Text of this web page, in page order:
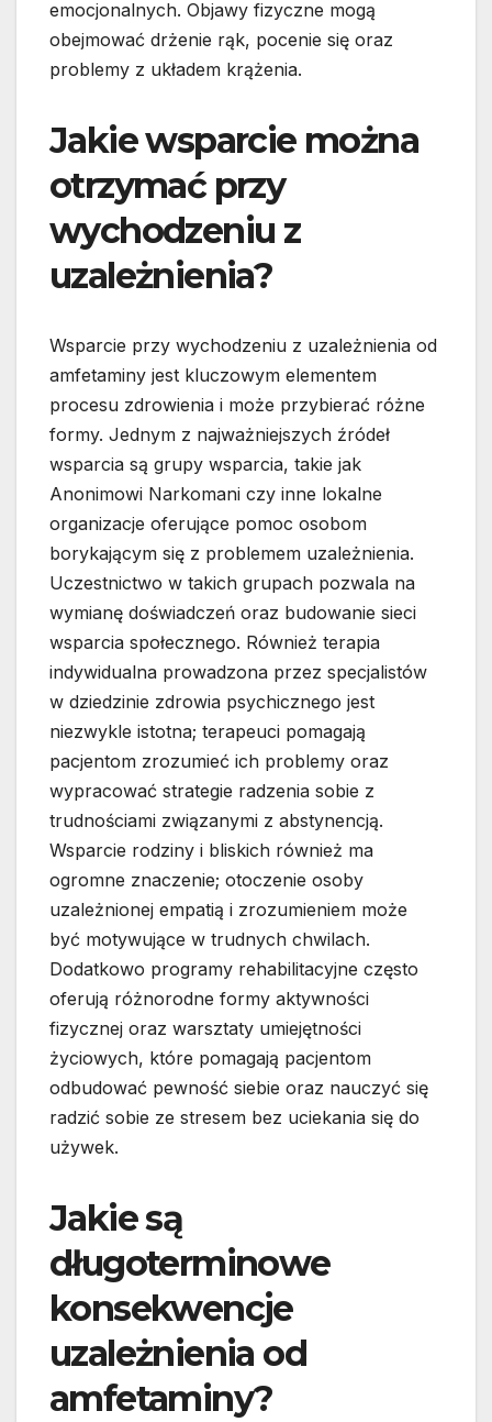
emocjonalnych. Objawy fizyczne mogą
obejmować drżenie rąk, pocenie się oraz
problemy z układem krążenia.
Jakie wsparcie można
otrzymać przy
wychodzeniu z
uzależnienia?
Wsparcie przy wychodzeniu z uzależnienia od
amfetaminy jest kluczowym elementem
procesu zdrowienia i może przybierać różne
formy. Jednym z najważniejszych źródeł
wsparcia są grupy wsparcia, takie jak
Anonimowi Narkomani czy inne lokalne
organizacje oferujące pomoc osobom
borykającym się z problemem uzależnienia.
Uczestnictwo w takich grupach pozwala na
wymianę doświadczeń oraz budowanie sieci
wsparcia społecznego. Również terapia
indywidualna prowadzona przez specjalistów
w dziedzinie zdrowia psychicznego jest
niezwykle istotna; terapeuci pomagają
pacjentom zrozumieć ich problemy oraz
wypracować strategie radzenia sobie z
trudnościami związanymi z abstynencją.
Wsparcie rodziny i bliskich również ma
ogromne znaczenie; otoczenie osoby
uzależnionej empatią i zrozumieniem może
być motywujące w trudnych chwilach.
Dodatkowo programy rehabilitacyjne często
oferują różnorodne formy aktywności
fizycznej oraz warsztaty umiejętności
życiowych, które pomagają pacjentom
odbudować pewność siebie oraz nauczyć się
radzić sobie ze stresem bez uciekania się do
używek.
Jakie są
długoterminowe
konsekwencje
uzależnienia od
amfetaminy?